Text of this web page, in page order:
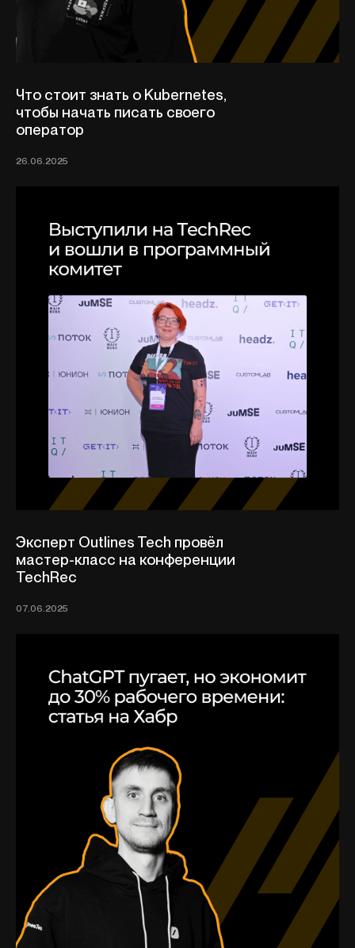
Что стоит знать о Kubernetes,
чтобы начать писать своего
оператор
26.06.2025
Эксперт Outlines Tech провёл
мастер-класс на конференции
TechRec
07.06.2025